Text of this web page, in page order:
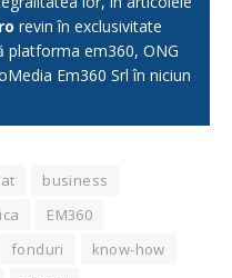
revin în exclusivitate
platforma em360, ONG
Em360 Srl în niciun
business
EM360
fonduri
know-how